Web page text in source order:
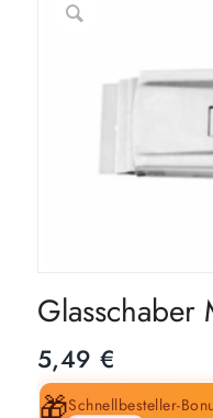
Glasschaber
5,49€
🎁Schnellbesteller-